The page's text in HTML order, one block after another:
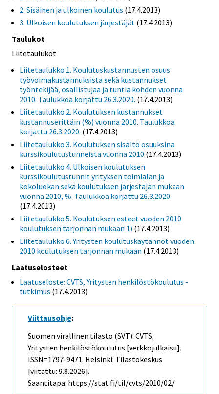
2. Sisäinen ja ulkoinen koulutus (17.4.2013)
3. Ulkoisen koulutuksen järjestäjät (17.4.2013)
Taulukot
Liitetaulukot
Liitetaulukko 1. Koulutuskustannusten osuus
työvoimakustannuksista sekä kustannukset
työntekijää, osallistujaa ja tuntia kohden vuonna
2010. Taulukkoa korjattu 26.3.2020. (17.4.2013)
Liitetaulukko 2. Koulutuksen kustannukset
kustannuserittäin (%) vuonna 2010. Taulukkoa
korjattu 26.3.2020. (17.4.2013)
Liitetaulukko 3. Koulutuksen sisältö osuuksina
kurssikoulutustunneista vuonna 2010 (17.4.2013)
Liitetaulukko 4. Ulkoisen koulutuksen
kurssikoulutustunnit yrityksen toimialan ja
kokoluokan sekä koulutuksen järjestäjän mukaan
vuonna 2010, %. Taulukkoa korjattu 26.3.2020.
(17.4.2013)
Liitetaulukko 5. Koulutuksen esteet vuoden 2010
koulutuksen tarjonnan mukaan 1) (17.4.2013)
Liitetaulukko 6. Yritysten koulutuskäytännöt vuoden
2010 koulutuksen tarjonnan mukaan (17.4.2013)
Laatuselosteet
Laatuseloste: CVTS, Yritysten henkilöstökoulutus -
tutkimus (17.4.2013)
Viittausohje:
Suomen virallinen tilasto (SVT): CVTS,
Yritysten henkilöstökoulutus [verkkojulkaisu].
ISSN=1797-9471. Helsinki: Tilastokeskus
[viitattu: 9.8.2026].
Saantitapa: https://stat.fi/til/cvts/2010/02/